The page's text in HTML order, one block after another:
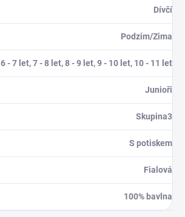
Dívčí
Podzim/Zima
6 - 7 let, 7 - 8 let, 8 - 9 let, 9 - 10 let, 10 - 11 let
Junioři
Skupina3
S potiskem
Fialová
100% bavlna